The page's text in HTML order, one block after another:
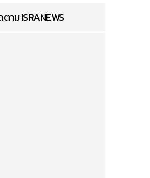
าม ISRANEWS